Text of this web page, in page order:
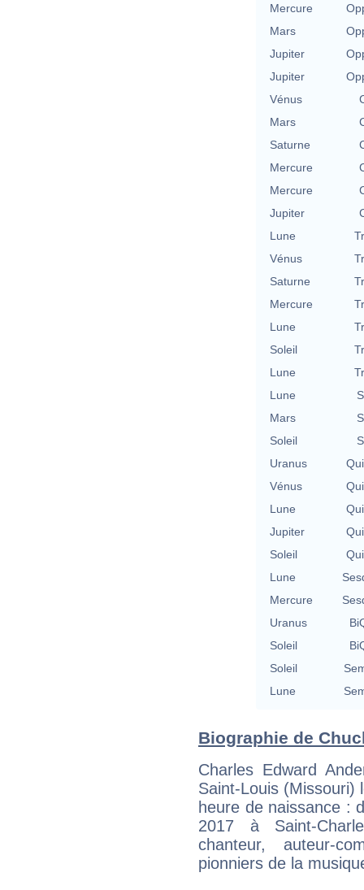
Mercure
Mars
Jupiter
Jupiter
Vénus
Mars
Saturne
Mercure
Mercure
Jupiter
Lune
Vénus
Saturne
Mercure
Lune
Soleil
Lune
Lune
Mars
Soleil
Uranus
Vénus
Lune
Jupiter
Soleil
Lune
Mercure
Uranus
Soleil
Soleil
Lune
Biographie de
Charles Edward
Saint-Louis (Missouri)
heure de naissance :
2017 à Saint-
chanteur, auteur-
pionniers de la